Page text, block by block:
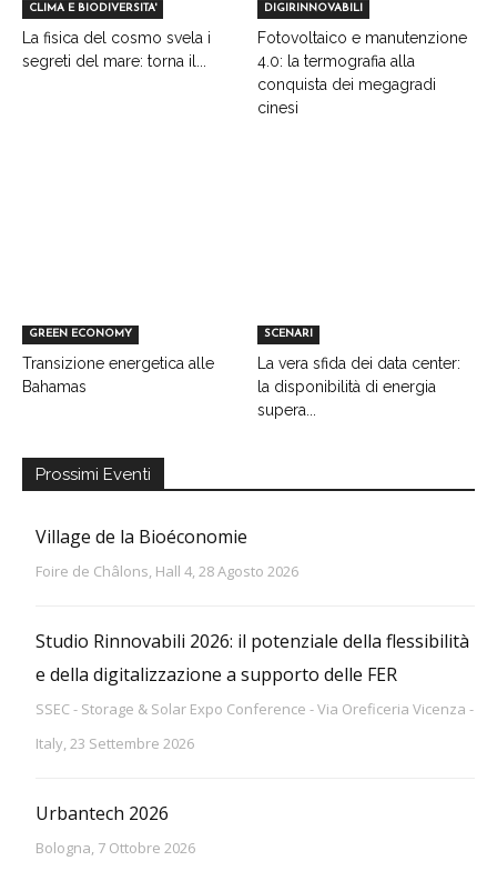
CLIMA E BIODIVERSITA'
La fisica del cosmo svela i
segreti del mare: torna il...
DIGIRINNOVABILI
Fotovoltaico e manutenzione
4.0: la termografia alla
conquista dei megagradi
cinesi
GREEN ECONOMY
Transizione energetica alle
Bahamas
SCENARI
La vera sfida dei data center:
la disponibilità di energia
supera...
Prossimi Eventi
Village de la Bioéconomie
Foire de Châlons, Hall 4, 28 Agosto 2026
Studio Rinnovabili 2026: il potenziale della flessibilità
e della digitalizzazione a supporto delle FER
SSEC - Storage & Solar Expo Conference - Via Oreficeria Vicenza -
Italy, 23 Settembre 2026
Urbantech 2026
Bologna, 7 Ottobre 2026